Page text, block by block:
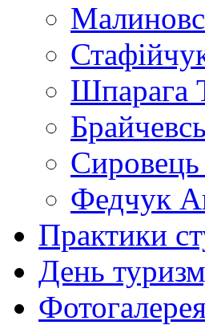
Шпарага
Федчук
Практики
День